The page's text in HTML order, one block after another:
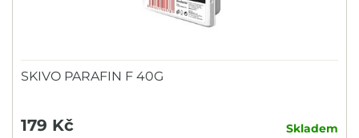
SKIVO PARAFIN F 40G
179 Kč Skladem